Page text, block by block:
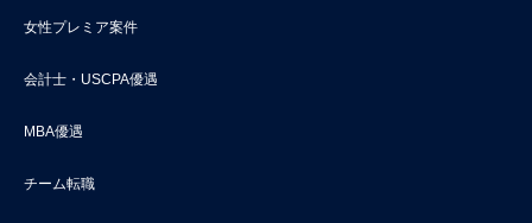
女性プレミア案件
会計士・USCPA優遇
MBA優遇
チーム転職